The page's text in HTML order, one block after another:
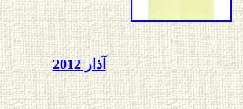
آذار 2012